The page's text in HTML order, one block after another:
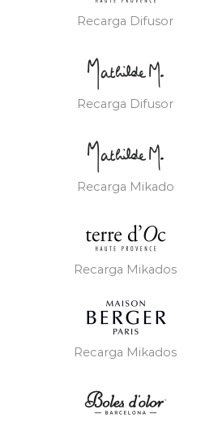
Recarga Difusor
Recarga Difusor
Recarga Mikado
Recarga Mikados
Recarga Mikados